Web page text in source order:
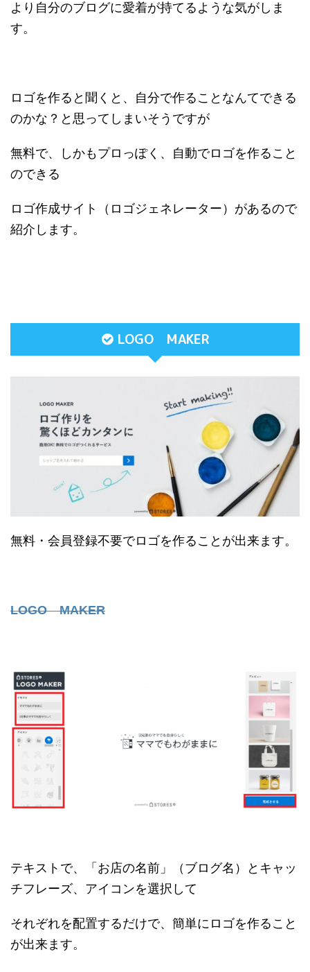
より自分のブログに愛着が持てるような気がしま
す。
ロゴを作ると聞くと、自分で作ることなんてできる
のかな？と思ってしまいそうですが
無料で、しかもプロっぽく、自動でロゴを作ること
のできる
ロゴ作成サイト（ロゴジェネレーター）があるので
紹介します。
LOGO MAKER
無料・会員登録不要でロゴを作ることが出来ます。
LOGO MAKER
テキストで、「お店の名前」（ブログ名）とキャッ
チフレーズ、アイコンを選択して
それぞれを配置するだけで、簡単にロゴを作ること
が出来ます。